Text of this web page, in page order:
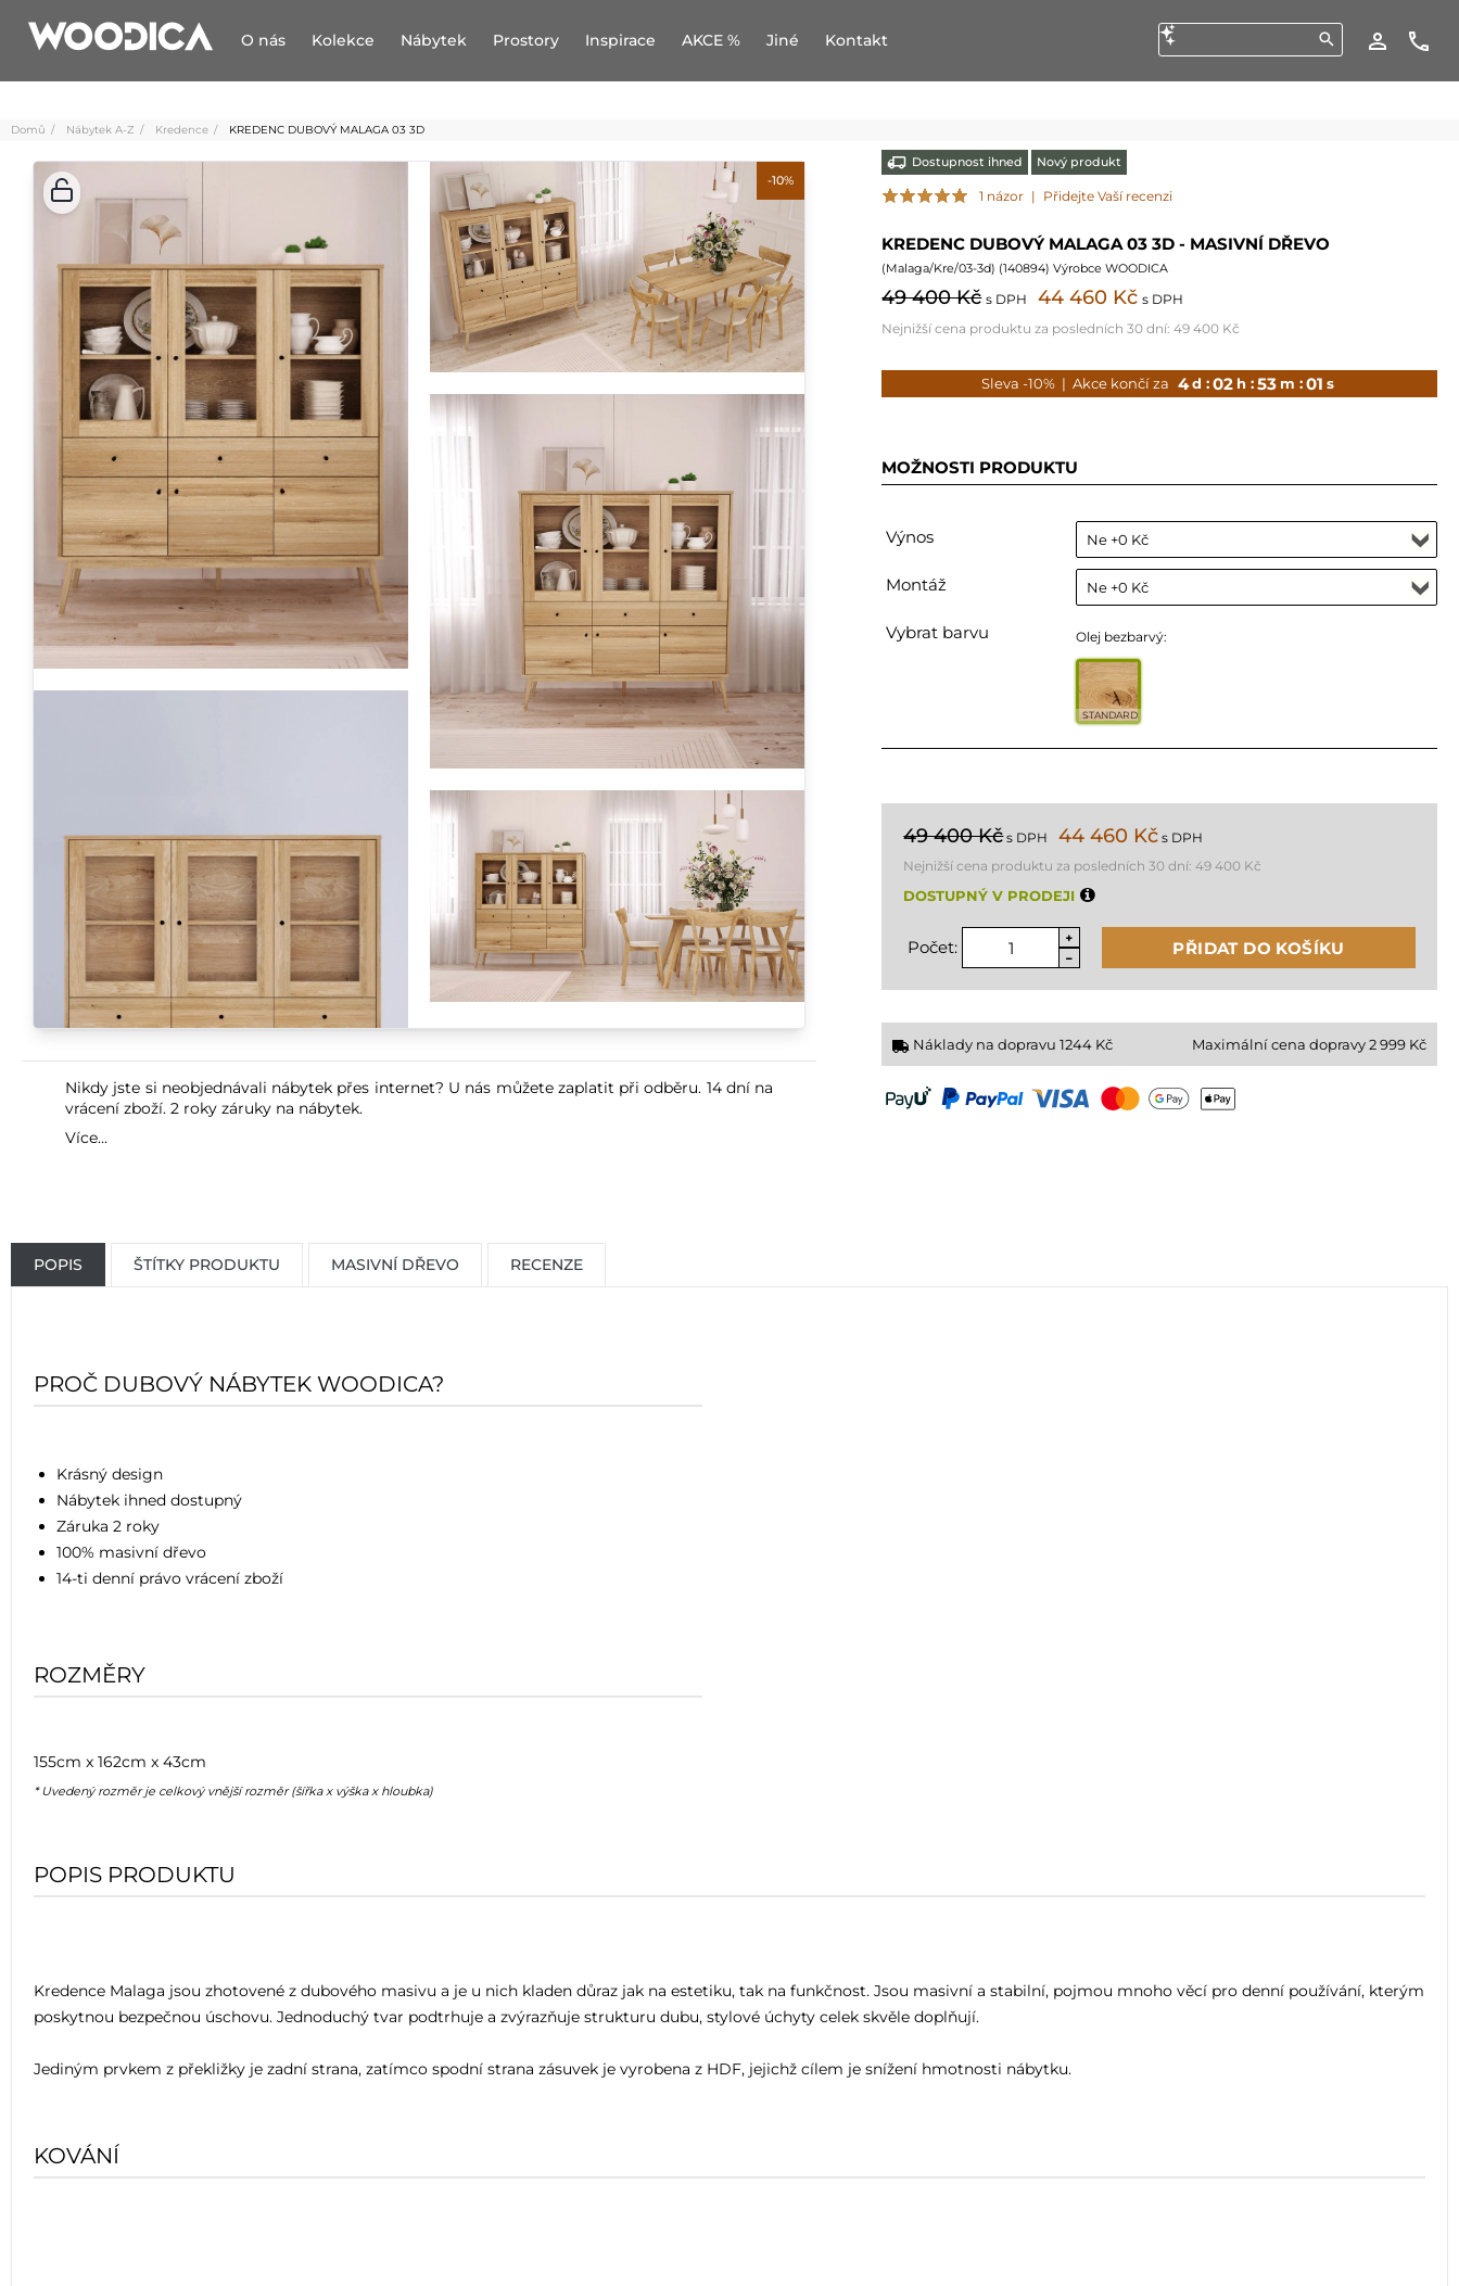
O nás Kolekce Nábytek Prostory Inspirace AKCE % Jiné Kontakt
Domů Nábytek A-Z Kredence KREDENC DUBOVÝ MALAGA 03 3D
-10%
Nikdy jste si neobjednávali nábytek přes internet? U nás můžete zaplatit při odběru. 14 dní na
vrácení zboží. 2 roky záruky na nábytek.
Více...
Dostupnost ihned Nový produkt
1 názor | Přidejte Vaší recenzi
KREDENC DUBOVÝ MALAGA 03 3D - MASIVNÍ DŘEVO
(Malaga/Kre/03-3d) (140894) Výrobce WOODICA
49 400 Kč s DPH 44 460 Kč s DPH
Nejnižší cena produktu za posledních 30 dní:49 400 Kč
Sleva -10% | Akce končí za 4d :02 h :52 m :59s
MOŽNOSTI PRODUKTU
Výnos
Montáž
Vybrat barvu Olej bezbarvý:
STANDARD
49 400 Kč s DPH 44 460 Kč s DPH
Nejnižší cena produktu za posledních 30 dní:49 400 Kč
DOSTUPNÝ V PRODEJI
Počet: PŘIDAT DO KOŠÍKU
Náklady na dopravu1244 Kč Maximální cena dopravy 2 999 Kč
POPIS ŠTÍTKY PRODUKTU MASIVNÍ DŘEVO RECENZE
PROČ DUBOVÝ NÁBYTEK WOODICA?
Krásný design
Nábytek ihned dostupný
Záruka 2 roky
100% masivní dřevo
14-ti denní právo vrácení zboží
ROZMĚRY
155cm x 162cm x 43cm
* Uvedený rozměr je celkový vnější rozměr (šířka x výška x hloubka)
POPIS PRODUKTU
Kredence Malaga jsou zhotovené z dubového masivu a je u nich kladen důraz jak na estetiku, tak na funkčnost. Jsou masivní a stabilní, pojmou mnoho věcí pro denní používání, kterým
poskytnou bezpečnou úschovu. Jednoduchý tvar podtrhuje a zvýrazňuje strukturu dubu, stylové úchyty celek skvěle doplňují.
Jediným prvkem z překližky je zadní strana, zatímco spodní strana zásuvek je vyrobena z HDF, jejichž cílem je snížení hmotnosti nábytku.
KOVÁNÍ